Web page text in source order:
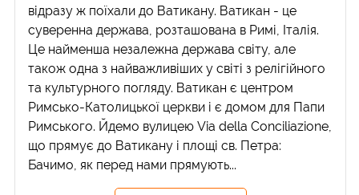
відразу ж поїхали до Ватикану. Ватикан - це
суверенна держава, розташована в Римі, Італія.
Це найменша незалежна держава світу, але
також одна з найважливіших у світі з релігійного
та культурного погляду. Ватикан є центром
Римсько-Католицької церкви і є домом для Папи
Римського. Йдемо вулицею Via della Conciliazione,
що прямує до Ватикану і площі св. Петра:
Бачимо, як перед нами прямують...